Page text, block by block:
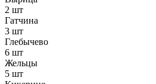
2 шт
Гатчина
3 шт
Глебычево
6 шт
Жельцы
5 шт